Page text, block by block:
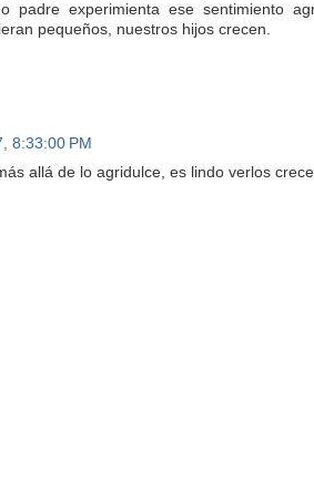
padre experimienta ese sentimiento
pequeños, nuestros hijos crecen.
8:33:00 PM
allá de lo agridulce, es lindo verlos